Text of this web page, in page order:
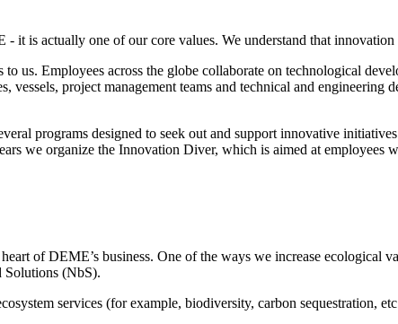
it is actually one of our core values. We understand that
us. Employees across the globe collaborate on technological
vessels, project management teams and technical and
programs designed to seek out and support innovative
we organize the Innovation Diver, which is aimed at employees
of DEME’s business. One of the ways we increase ecological
Solutions (NbS).
services (for example, biodiversity, carbon sequestration,